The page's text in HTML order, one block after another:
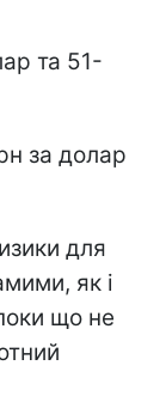
та 51-
за долар
для
як і
що не